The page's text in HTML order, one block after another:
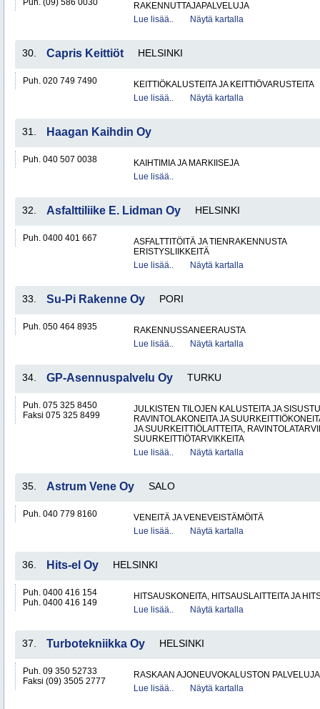
Puh. (09) 586 0030
RAKENNUTTAJAPALVELUJA
Lue lisää..
Näytä kartalla
30. Capris Keittiöt HELSINKI
Puh. 020 749 7490
KEITTIÖKALUSTEITA JA KEITTIÖVARUSTEITA
Lue lisää..
Näytä kartalla
31. Haagan Kaihdin Oy
Puh. 040 507 0038
KAIHTIMIA JA MARKIISEJA
Lue lisää..
32. Asfalttiliike E. Lidman Oy HELSINKI
Puh. 0400 401 667
ASFALTTITÖITÄ JA TIENRAKENNUSTA
ERISTYSLIIKKEITÄ
Lue lisää..
Näytä kartalla
33. Su-Pi Rakenne Oy PORI
Puh. 050 464 8935
RAKENNUSSANEERAUSTA
Lue lisää..
Näytä kartalla
34. GP-Asennuspalvelu Oy TURKU
Puh. 075 325 8450
Faksi 075 325 8499
JULKISTEN TILOJEN KALUSTEITA JA
RAVINTOLAKONEITA JA
JA SUURKEITTIÖLAITTEITA,
SUURKEITTIÖTARVIKKEITA
Lue lisää..
Näytä kartalla
35. Astrum Vene Oy SALO
Puh. 040 779 8160
VENEITÄ JA VENEVEISTÄMÖITÄ
Lue lisää..
Näytä kartalla
36. Hits-el Oy HELSINKI
Puh. 0400 416 154
Puh. 0400 416 149
HITSAUSKONEITA, HITSAUSLAITTEITA JA
Lue lisää..
Näytä kartalla
37. Turbotekniikka Oy HELSINKI
Puh. 09 350 52733
Faksi (09) 3505 2777
RASKAAN AJONEUVOKALUSTON
Lue lisää..
Näytä kartalla